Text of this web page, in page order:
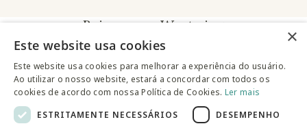
Baixe o app Westwing
×
Este website usa cookies
Este website usa cookies para melhorar a experiência do usuário.
Ao utilizar o nosso website, estará a concordar com todos os
cookies de acordo com nossa Política de Cookies. Ler mais
ESTRITAMENTE NECESSÁRIOS
DESEMPENHO